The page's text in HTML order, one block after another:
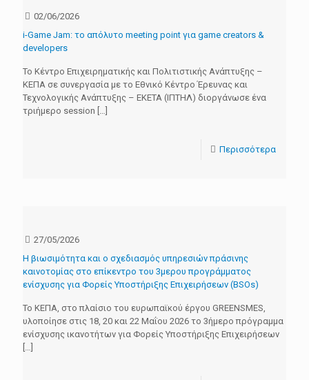
02/06/2026
i-Game Jam: το απόλυτο meeting point για game creators &
developers
Το Κέντρο Επιχειρηματικής και Πολιτιστικής Ανάπτυξης –
ΚΕΠΑ σε συνεργασία με το Εθνικό Κέντρο Έρευνας και
Τεχνολογικής Ανάπτυξης – ΕΚΕΤΑ (ΙΠΤΗΛ) διοργάνωσε ένα
τριήμερο session […]
Περισσότερα
27/05/2026
Η βιωσιμότητα και ο σχεδιασμός υπηρεσιών πράσινης
καινοτομίας στο επίκεντρο του 3μερου προγράμματος
ενίσχυσης για Φορείς Υποστήριξης Επιχειρήσεων (BSOs)
Το ΚΕΠΑ, στο πλαίσιο του ευρωπαϊκού έργου GREENSMES,
υλοποίησε στις 18, 20 και 22 Μαΐου 2026 το 3ήμερο πρόγραμμα
ενίσχυσης ικανοτήτων για Φορείς Υποστήριξης Επιχειρήσεων
[…]